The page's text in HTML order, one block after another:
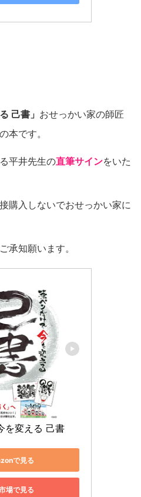
己書」 おせっかい家の師匠
本です。
平井先生の直筆サインをいた
購入しないでおせっかい家に
承知願います。
を変える 己書
で見る
場で見る